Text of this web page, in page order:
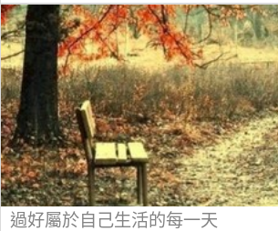
過好屬於自己生活的每一天